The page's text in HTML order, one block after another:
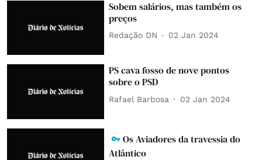
Sobem salários, mas também os
preços
Redação DN 02 Jan 2024
PS cava fosso de nove pontos
sobre o PSD
Rafael Barbosa 02 Jan 2024
Os Aviadores da travessia do
Atlântico